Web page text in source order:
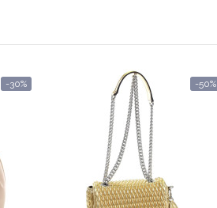
-30% -50%